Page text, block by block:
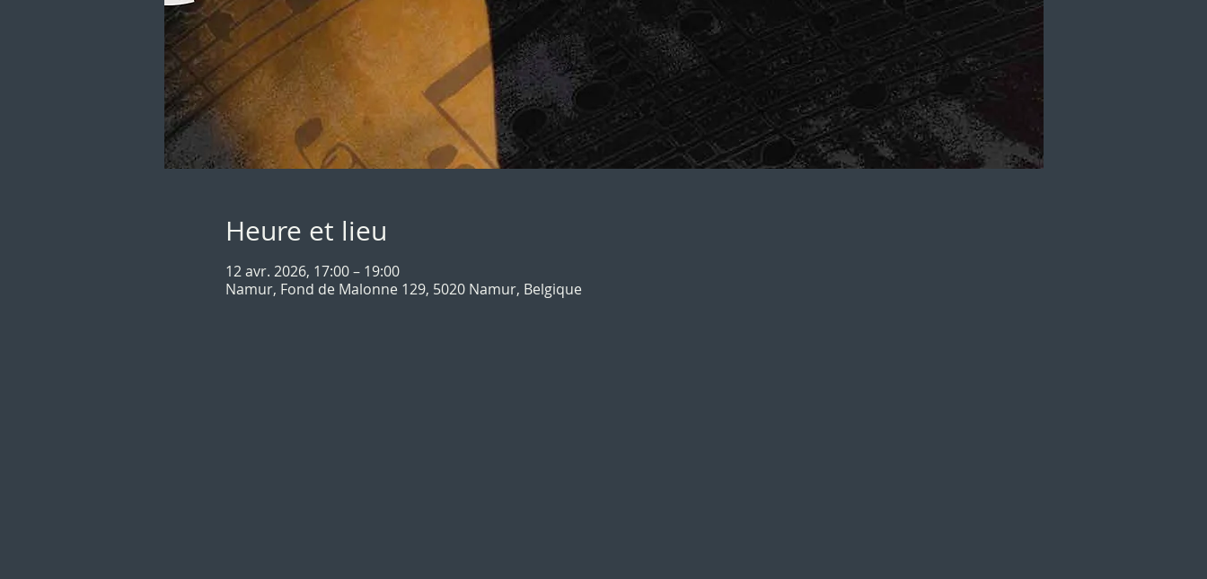
Heure et lieu
12 avr. 2026, 17:00 – 19:00
Namur, Fond de Malonne 129, 5020 Namur, Belgique